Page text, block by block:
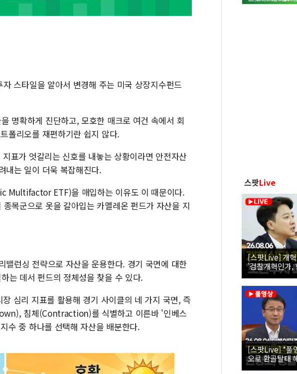
스타일을 알아서 변경해 주는 미국 상장지수펀드
명확하게 진단하고, 모호한 매크로 여건 속에서 회
폴리오를 재편하기란 쉽지 않다.
표가 엇갈리는 신호를 내놓는 상황이라면 안전자산
내는 일이 더욱 복잡해진다.
Multifactor ETF)을 매입하는 이유도 이 때문이다.
목군으로 옷을 갈아입는 카멜레온 펀드가 자산을 지
런싱 전략으로 자산을 운용한다. 경기 국면에 대한
는 데서 펀드의 정체성을 찾을 수 있다.
심리 지표를 활용해 경기 사이클의 네 가지 국면, 즉
침체(Contraction)를 식별하고 이른바 '인베스
수 중 하나를 선택해 자산을 배분한다.
스팟Live
[스팟Live] 개
'검찰개혁인가,
미나｜26.08.06
[스팟Live] *풀
오로 환골탈태
신 촉구한 한병